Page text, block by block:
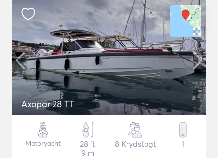
Axopar 28 TT
Motoryacht
28 ft
9 m
8 Krydstogt 1